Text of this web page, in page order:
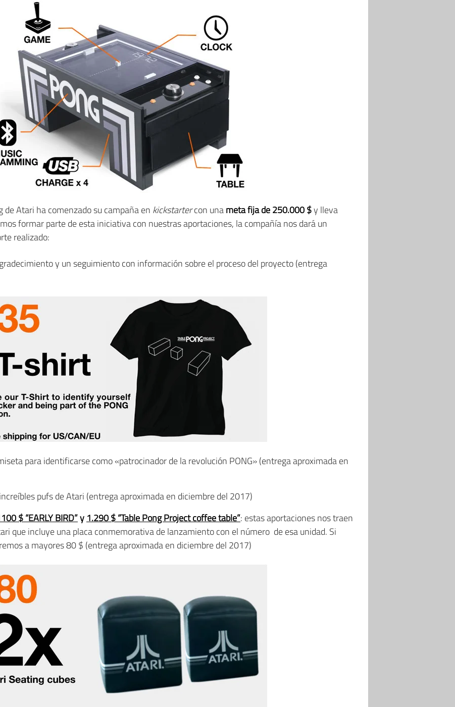
de Atari ha comenzado su campaña en kickstartercon unameta fija de 250.000 $y lleva
formar parte de esta iniciativa con nuestras aportaciones, la compañía nos dará un
realizado:
y un seguimiento con información sobre el proceso del proyecto (entrega
para identificarse como «patrocinador de la revolución PONG» (entrega aproximada en
pufs de Atari (entrega aproximada en diciembre del 2017)
$ “EARLY BIRD”y 1.290 $ “Table Pong Project coffee table”: estas aportaciones nos traen
que incluye una placa conmemorativa de lanzamiento con el número de esa unidad. Si
a mayores 80 $ (entrega aproximada en diciembre del 2017)